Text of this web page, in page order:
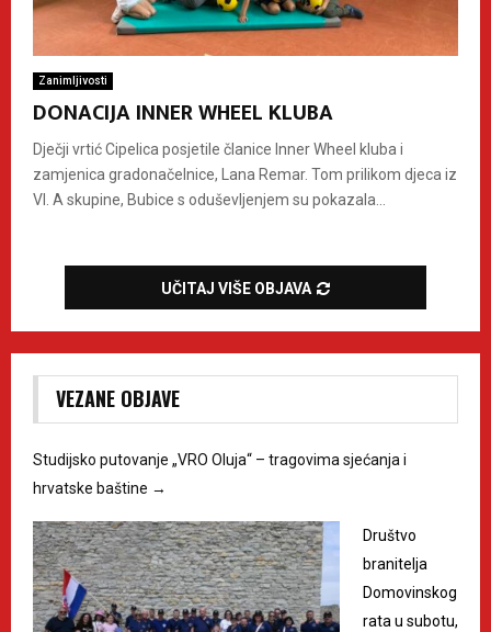
Zanimljivosti
DONACIJA INNER WHEEL KLUBA
Dječji vrtić Cipelica posjetile članice Inner Wheel kluba i
zamjenica gradonačelnice, Lana Remar. Tom prilikom djeca iz
VI. A skupine, Bubice s oduševljenjem su pokazala...
UČITAJ VIŠE OBJAVA
VEZANE OBJAVE
Studijsko putovanje „VRO Oluja“ – tragovima sjećanja i
hrvatske baštine →
Društvo
branitelja
Domovinskog
rata u subotu,